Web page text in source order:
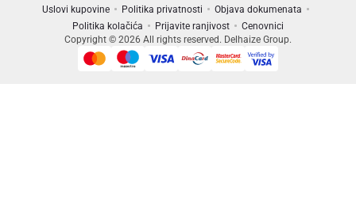
Uslovi kupovine Politika privatnosti
Objava dokumenata
Politika kolačića
Prijavite ranjivost
Cenovnici
Copyright © 2026 All rights reserved. Delhaize Group.